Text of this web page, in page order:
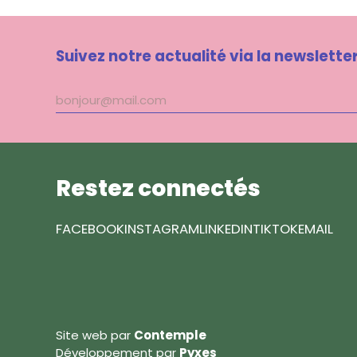
Suivez notre actualité via la
Adresse
mail
Restez connectés
FACEBOOKINSTAGRAMLINKEDINTIKTOKEMAIL
Site web par Contemple
Développement par Pyxes